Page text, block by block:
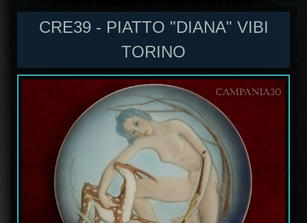
CRE39 - PIATTO "DIANA" VIBI
TORINO